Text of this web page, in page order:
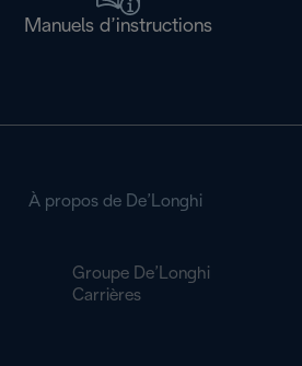
Manuels d’instructions
À propos de De’Longhi
Groupe De’Longhi
Carrières